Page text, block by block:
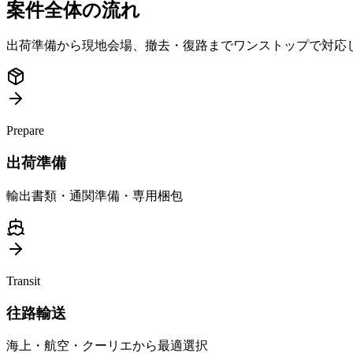
案件全体の流れ
出荷準備から現地会場、撤去・復路までワンストップで対応
Prepare
出荷準備
輸出書類・通関準備・専用梱包
Transit
往路輸送
海上・航空・クーリエから最適選択